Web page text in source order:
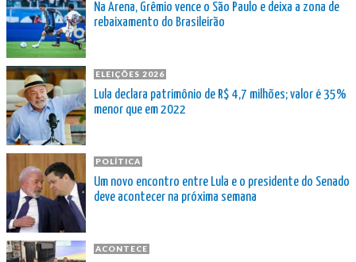
Na Arena, Grêmio vence o São Paulo e deixa a zona de
rebaixamento do Brasileirão
ELEIÇÕES 2026
Lula declara patrimônio de R$ 4,7 milhões; valor é 35%
menor que em 2022
POLÍTICA
Um novo encontro entre Lula e o presidente do Senado
deve acontecer na próxima semana
ACONTECE